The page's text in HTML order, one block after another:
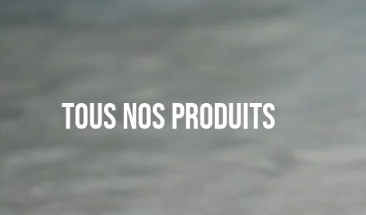
Tous nos produits